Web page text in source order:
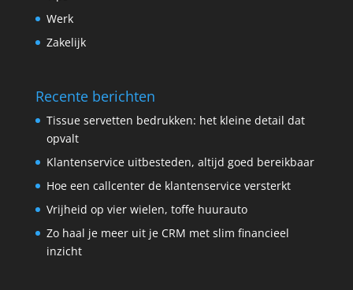
Werk
Zakelijk
Recente berichten
Tissue servetten bedrukken: het kleine detail dat
opvalt
Klantenservice uitbesteden, altijd goed bereikbaar
Hoe een callcenter de klantenservice versterkt
Vrijheid op vier wielen, toffe huurauto
Zo haal je meer uit je CRM met slim financieel
inzicht